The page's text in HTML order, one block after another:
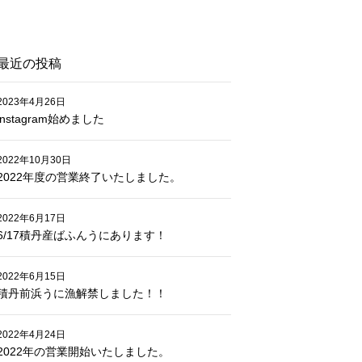
近の投稿
始めました
年4月26日
年度の営業終了いたしました。
年10月30日
17積丹産ばふんうにあります！
年6月17日
丹前浜うに漁解禁しました！！
年6月15日
年の営業開始いたしました。
年4月24日